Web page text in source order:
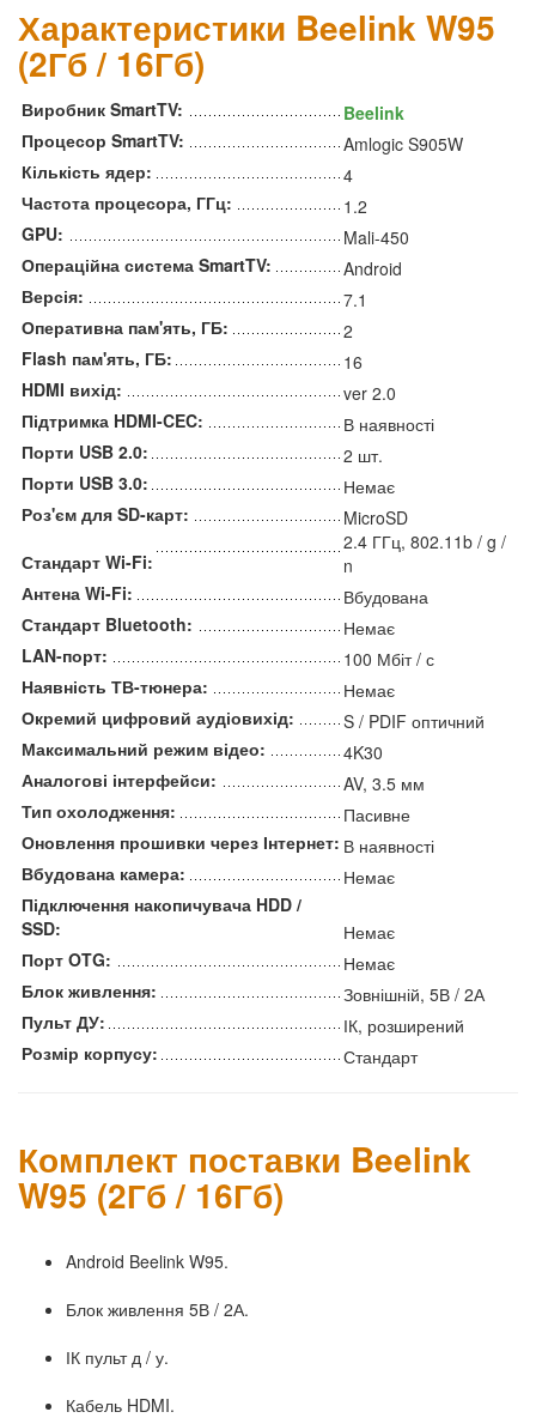
Характеристики Beelink W95
(2Гб / 16Гб)
Виробник SmartTV:
Beelink
Процесор SmartTV:
Amlogic S905W
Кількість ядер:
4
Частота процесора, ГГц:
1.2
GPU:
Mali-450
Операційна система SmartTV:
Android
Версія:
7.1
Оперативна пам'ять, ГБ:
2
Flash пам'ять, ГБ:
16
HDMI вихід:
ver 2.0
Підтримка HDMI-CEC:
В наявності
Порти USB 2.0:
2 шт.
Порти USB 3.0:
Немає
Роз'єм для SD-карт:
MicroSD
Стандарт Wi-Fi:
2.4 ГГц, 802.11b / g /
n
Антена Wi-Fi:
Вбудована
Стандарт Bluetooth:
Немає
LAN-порт:
100 Мбіт / с
Наявність ТВ-тюнера:
Немає
Окремий цифровий аудіовихід:
S / PDIF оптичний
Максимальний режим відео:
4K30
Аналогові інтерфейси:
AV, 3.5 мм
Тип охолодження:
Пасивне
Оновлення прошивки через Інтернет: В наявності
Вбудована камера:
Немає
Підключення накопичувача HDD /
SSD:
Немає
Порт OTG:
Немає
Блок живлення:
Зовнішній, 5В / 2А
Пульт ДУ:
ІК, розширений
Розмір корпусу:
Стандарт
Комплект поставки Beelink
W95 (2Гб / 16Гб)
Android Beelink W95.
Блок живлення 5В / 2А.
ІК пульт д / у.
Кабель HDMI.